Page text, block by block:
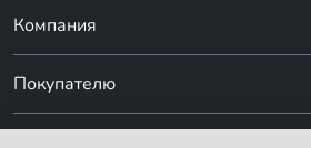
Компания
Покупателю